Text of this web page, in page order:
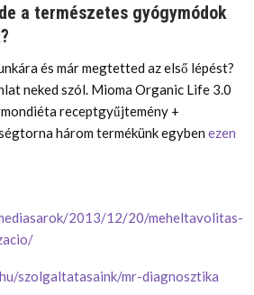
a természetes gyógymódok
és már megtetted az első lépést?
neked szól. Mioma Organic Life 3.0
receptgyűjtemény +
három termékünk egyben ezen
2013/12/20/meheltavolitas-
szolgaltatasaink/mr-diagnosztika